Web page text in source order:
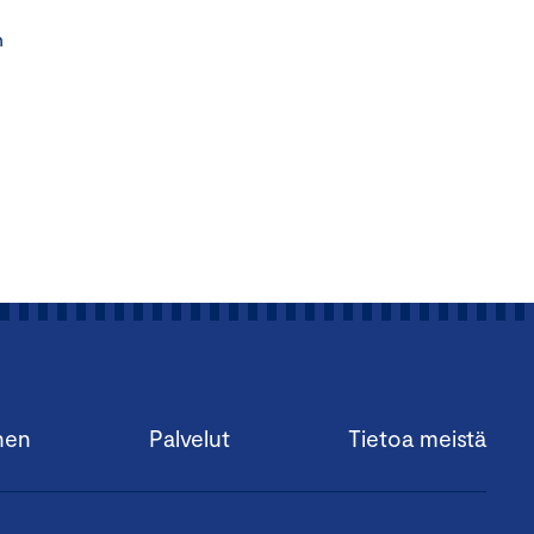
Palvelut Tietoa meistä